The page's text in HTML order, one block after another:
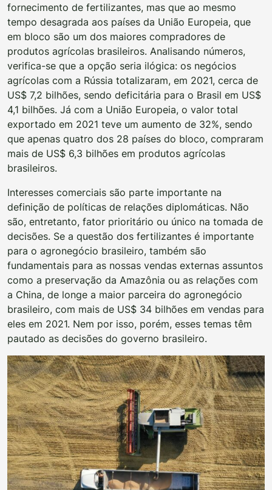
fornecimento de fertilizantes, mas que ao mesmo
tempo desagrada aos países da União Europeia, que
em bloco são um dos maiores compradores de
produtos agrícolas brasileiros. Analisando números,
verifica-se que a opção seria ilógica: os negócios
agrícolas com a Rússia totalizaram, em 2021, cerca de
US$ 7,2 bilhões, sendo deficitária para o Brasil em US$
4,1 bilhões. Já com a União Europeia, o valor total
exportado em 2021 teve um aumento de 32%, sendo
que apenas quatro dos 28 países do bloco, compraram
mais de US$ 6,3 bilhões em produtos agrícolas
brasileiros.
Interesses comerciais são parte importante na
definição de políticas de relações diplomáticas. Não
são, entretanto, fator prioritário ou único na tomada de
decisões. Se a questão dos fertilizantes é importante
para o agronegócio brasileiro, também são
fundamentais para as nossas vendas externas assuntos
como a preservação da Amazônia ou as relações com
a China, de longe a maior parceira do agronegócio
brasileiro, com mais de US$ 34 bilhões em vendas para
eles em 2021. Nem por isso, porém, esses temas têm
pautado as decisões do governo brasileiro.